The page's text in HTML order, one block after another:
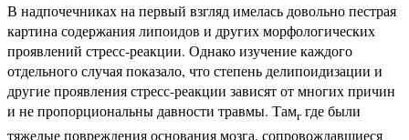
В надпочечниках на первый взгляд имелась довольно пестрая
картина содержания липоидов и других морфологических
проявлений стресс-реакции. Однако изучение каждого
отдельного случая показало, что степень делипоидизации и
другие проявления стресс-реакции зависят от многих причин
и не пропорциональны давности травмы. Тамг где были
тяжелые повреждения основания мозга, сопровождавшиеся